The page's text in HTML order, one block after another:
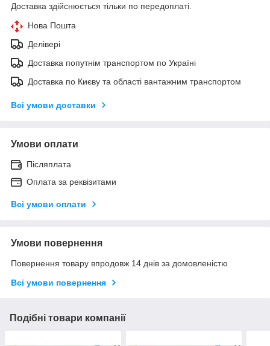
Доставка здійснюється тільки по передоплаті.
Нова Пошта
Делівері
Доставка попутнім транспортом по Україні
Доставка по Києву та області вантажним транспортом
Всі умови доставки
Умови оплати
Післяплата
Оплата за реквізитами
Всі умови оплати
Умови повернення
Повернення товару впродовж 14 днів за домовленістю
Всі умови повернення
Подібні товари компанії